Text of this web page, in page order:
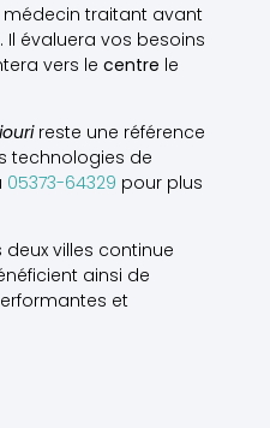
traitant avant
évaluera vos besoins
vers le centre le
reste une référence
technologies de
05373-64329 pour plus
deux villes continue
ainsi de
et